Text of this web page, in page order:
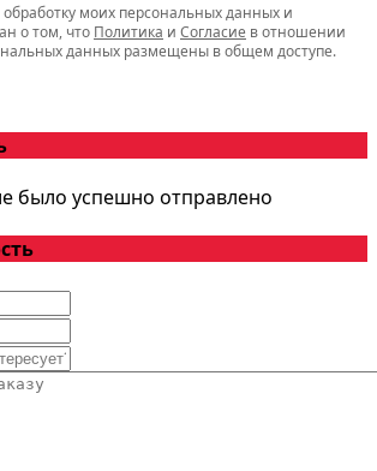
моих персональных данных и
о том, что Политика и Согласие в отношении
данных размещены в общем доступе.
было успешно отправлено